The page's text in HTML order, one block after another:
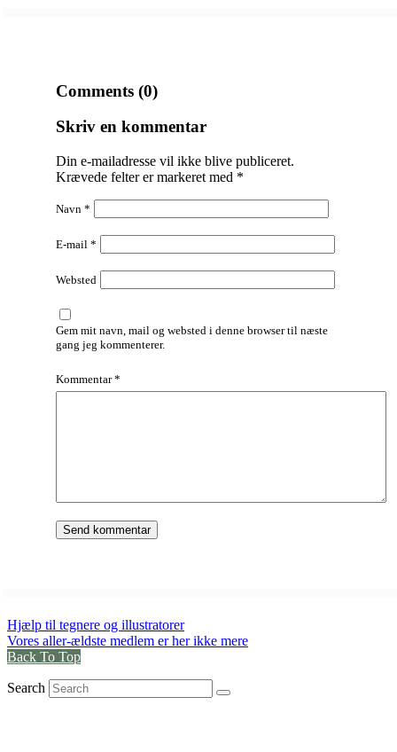
Comments (0)
Skriv en kommentar
Din e-mailadresse vil ikke blive publiceret.
Krævede felter er markeret med *
Navn *
E-mail *
Websted
Gem mit navn, mail og websted i denne browser til næste
gang jeg kommenterer.
Kommentar*
Hjælp til tegnere og illustratorer
Vores aller-ældste medlem er her ikke mere
Back To Top
Search